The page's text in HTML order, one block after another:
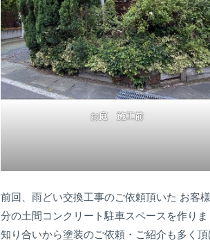
お庭 施工前
前回、雨どい交換工事のご依頼頂いた お客
分の土間コンクリート駐車スペースを作り
知り合いから塗装のご依頼・ご紹介も多く